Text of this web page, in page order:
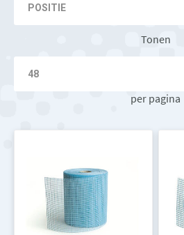
Tonen
per pagina